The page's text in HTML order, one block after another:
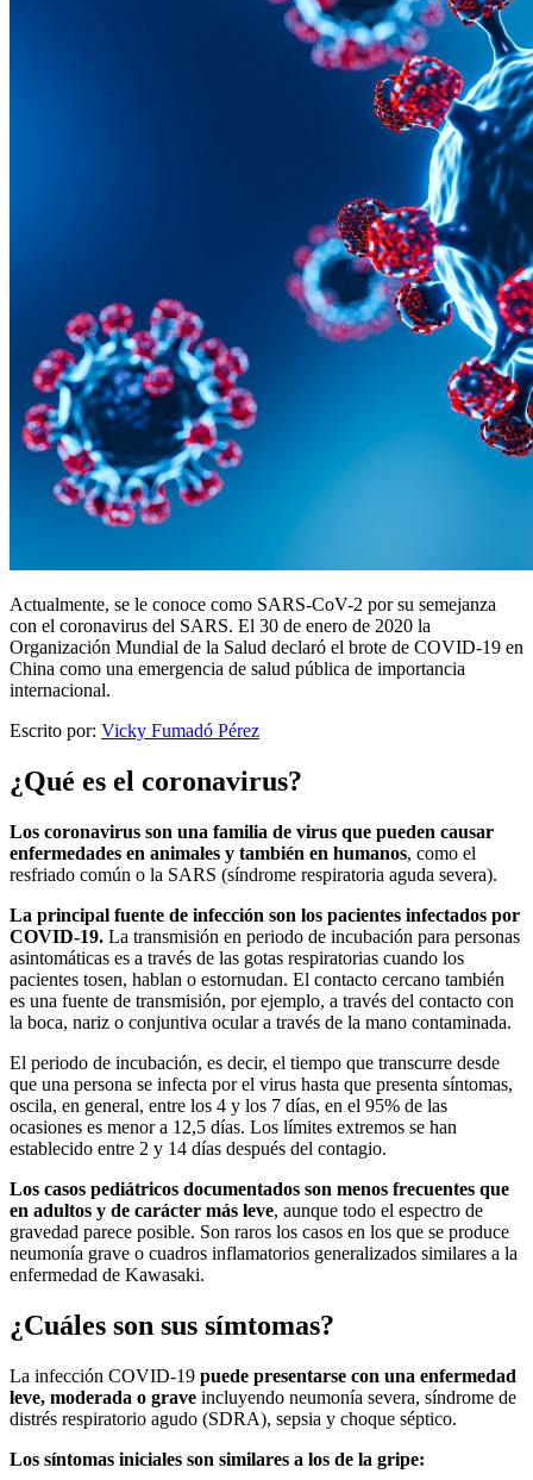
Actualmente, se le conoce como SARS-CoV-2 por su semejanza
con el coronavirus del SARS. El 30 de enero de 2020 la
Organización Mundial de la Salud declaró el brote de COVID-19 en
China como una emergencia de salud pública de importancia
internacional.
Escrito por: Vicky Fumadó Pérez
¿Qué es el coronavirus?
Los coronavirus son una familia de virus que pueden causar
enfermedades en animales y también en humanos, como el
resfriado común o la SARS (síndrome respiratoria aguda severa).
La principal fuente de infección son los pacientes infectados por
COVID-19. La transmisión en periodo de incubación para personas
asintomáticas es a través de las gotas respiratorias cuando los
pacientes tosen, hablan o estornudan. El contacto cercano también
es una fuente de transmisión, por ejemplo, a través del contacto con
la boca, nariz o conjuntiva ocular a través de la mano contaminada.
El periodo de incubación, es decir, el tiempo que transcurre desde
que una persona se infecta por el virus hasta que presenta síntomas,
oscila, en general, entre los 4 y los 7 días, en el 95% de las
ocasiones es menor a 12,5 días. Los límites extremos se han
establecido entre 2 y 14 días después del contagio.
Los casos pediátricos documentados son menos frecuentes que
en adultos y de carácter más leve, aunque todo el espectro de
gravedad parece posible. Son raros los casos en los que se produce
neumonía grave o cuadros inflamatorios generalizados similares a la
enfermedad de Kawasaki.
¿Cuáles son sus símtomas?
La infección COVID-19 puede presentarse con una enfermedad
leve, moderada o grave incluyendo neumonía severa, síndrome de
distrés respiratorio agudo (SDRA), sepsia y choque séptico.
Los síntomas iniciales son similares a los de la gripe: